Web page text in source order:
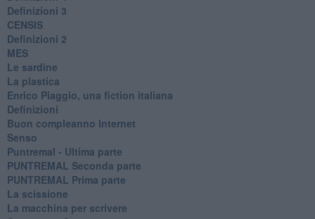
Definizioni 3
CENSIS
​Definizioni 2
MES
Le sardine
La plastica
​Enrico Piaggio, una fiction italiana
Definizioni
​Buon compleanno Internet
Senso
Puntremal - Ultima parte
PUNTREMAL Seconda parte
​PUNTREMAL Prima parte
La scissione
La macchina per scrivere